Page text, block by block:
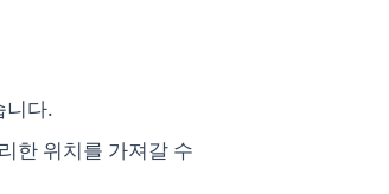
니다.
한 위치를 가져갈 수